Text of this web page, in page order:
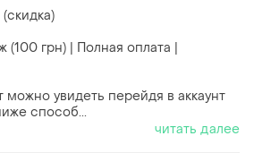
(100 грн) | Полная оплата |
можно увидеть перейдя в аккаунт
способ...
читать далее